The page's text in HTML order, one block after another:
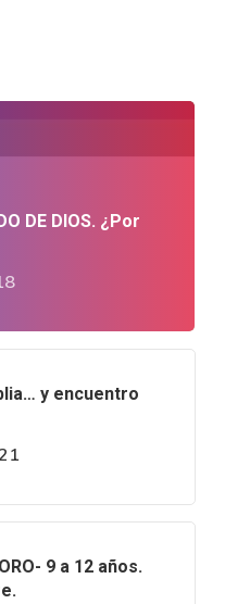
DE DIOS. ¿Por
y encuentro
9 a 12 años.